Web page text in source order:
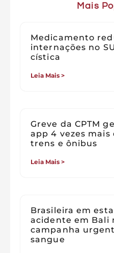
Mais
Medicamento
internações no
cística
Leia Mais >
Greve da CPTM
app 4 vezes mais
trens e ônibus
Leia Mais >
Brasileira em
acidente em Bali
campanha
sangue